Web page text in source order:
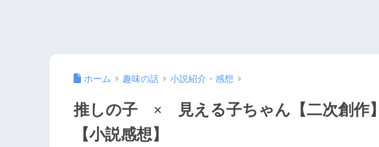
ホーム 趣味の話 小説紹介・感想
推しの子 × 見える子ちゃん【二次創作】
【小説感想】